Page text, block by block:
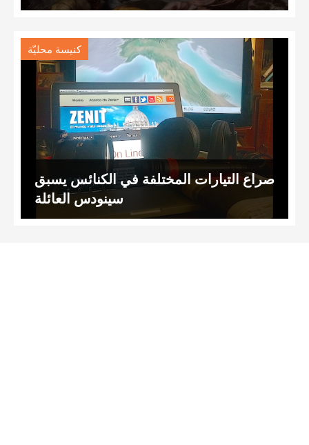
كنيسة محليّة
صراع التيارات المختلفة في الكنائس يسبق
سينودس العائلة